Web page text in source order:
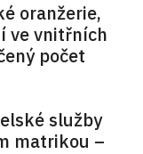
oranžerie,
ve vnitřních
počet
služby
matrikou –